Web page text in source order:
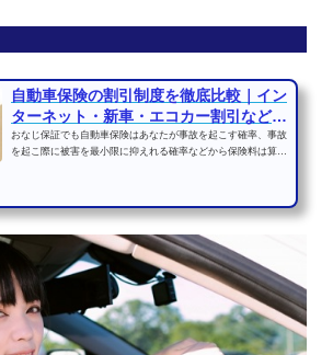
自動車保険の割引制度を徹底比較｜イン
ターネット・新車・エコカー割引などの
違い
おなじ保証でも自動車保険はあなたが事故を起こす確率、事故
を起こ際に被害を最小限に抑えれる確率などから保険料は算出